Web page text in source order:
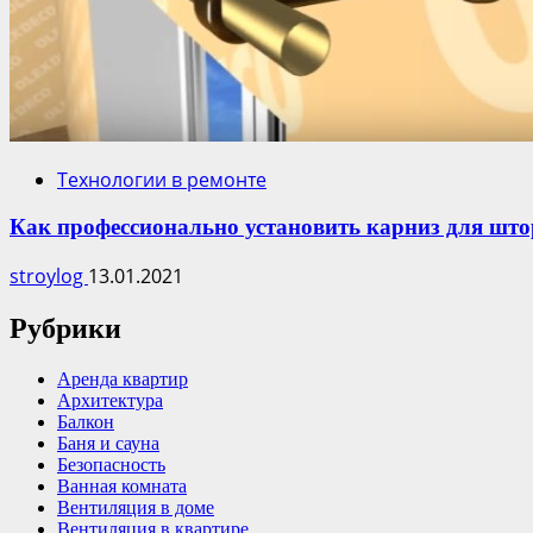
Технологии в ремонте
Как профессионально установить карниз для
stroylog 13.01.2021
Рубрики
Аренда квартир
Архитектура
Балкон
Баня и сауна
Безопасность
Ванная комната
Вентиляция в доме
Вентиляция в квартире